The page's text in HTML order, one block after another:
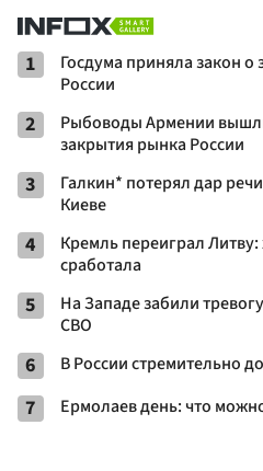
1
Госдума приняла закон
России
2
Рыбоводы Армении
закрытия рынка России
3
Галкин* потерял дар
Киеве
4
Кремль переиграл
сработала
5
На Западе забили
СВО
6 В России стремительно
7 Ермолаев день: что